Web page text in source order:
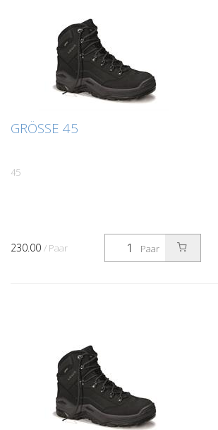
GRÖSSE 45
45
Paar
230.00 / Paar